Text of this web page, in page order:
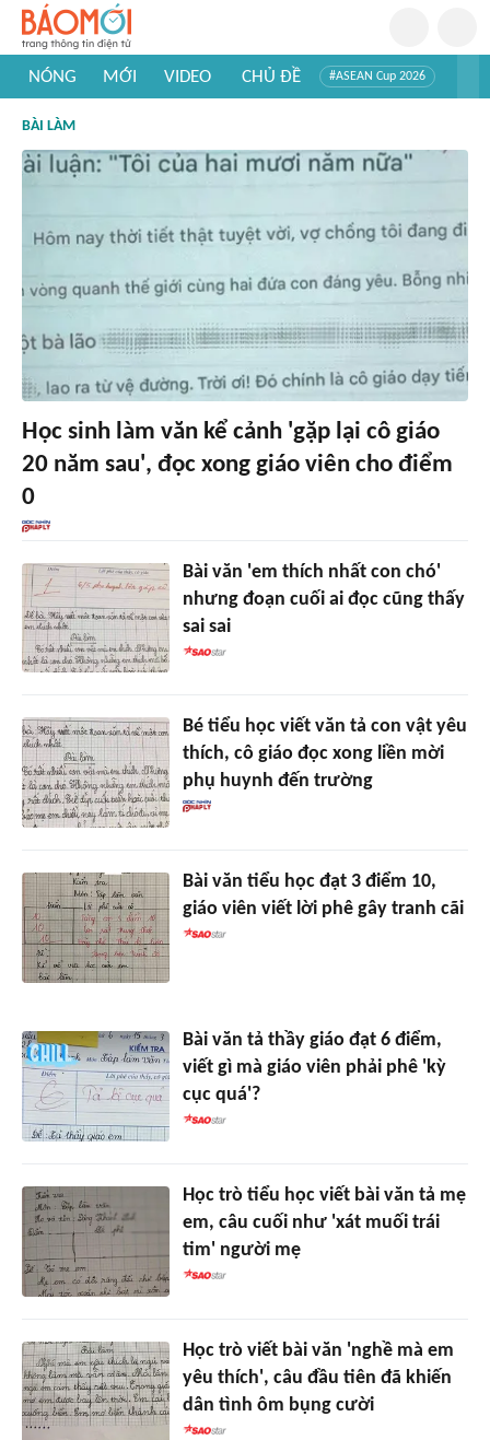
NÓNG MỚI VIDEO CHỦ ĐỀ #ASEAN Cup 2026
#Khám phá thế giới
BÀI LÀM
Học sinh làm văn kể cảnh 'gặp lại cô giáo
20 năm sau', đọc xong giáo viên cho điểm
0
Bài văn 'em thích nhất con chó'
nhưng đoạn cuối ai đọc cũng thấy
sai sai
Bé tiểu học viết văn tả con vật yêu
thích, cô giáo đọc xong liền mời
phụ huynh đến trường
Bài văn tiểu học đạt 3 điểm 10,
giáo viên viết lời phê gây tranh cãi
Bài văn tả thầy giáo đạt 6 điểm,
viết gì mà giáo viên phải phê 'kỳ
cục quá'?
Học trò tiểu học viết bài văn tả mẹ
em, câu cuối như 'xát muối trái
tim' người mẹ
Học trò viết bài văn 'nghề mà em
yêu thích', câu đầu tiên đã khiến
dân tình ôm bụng cười